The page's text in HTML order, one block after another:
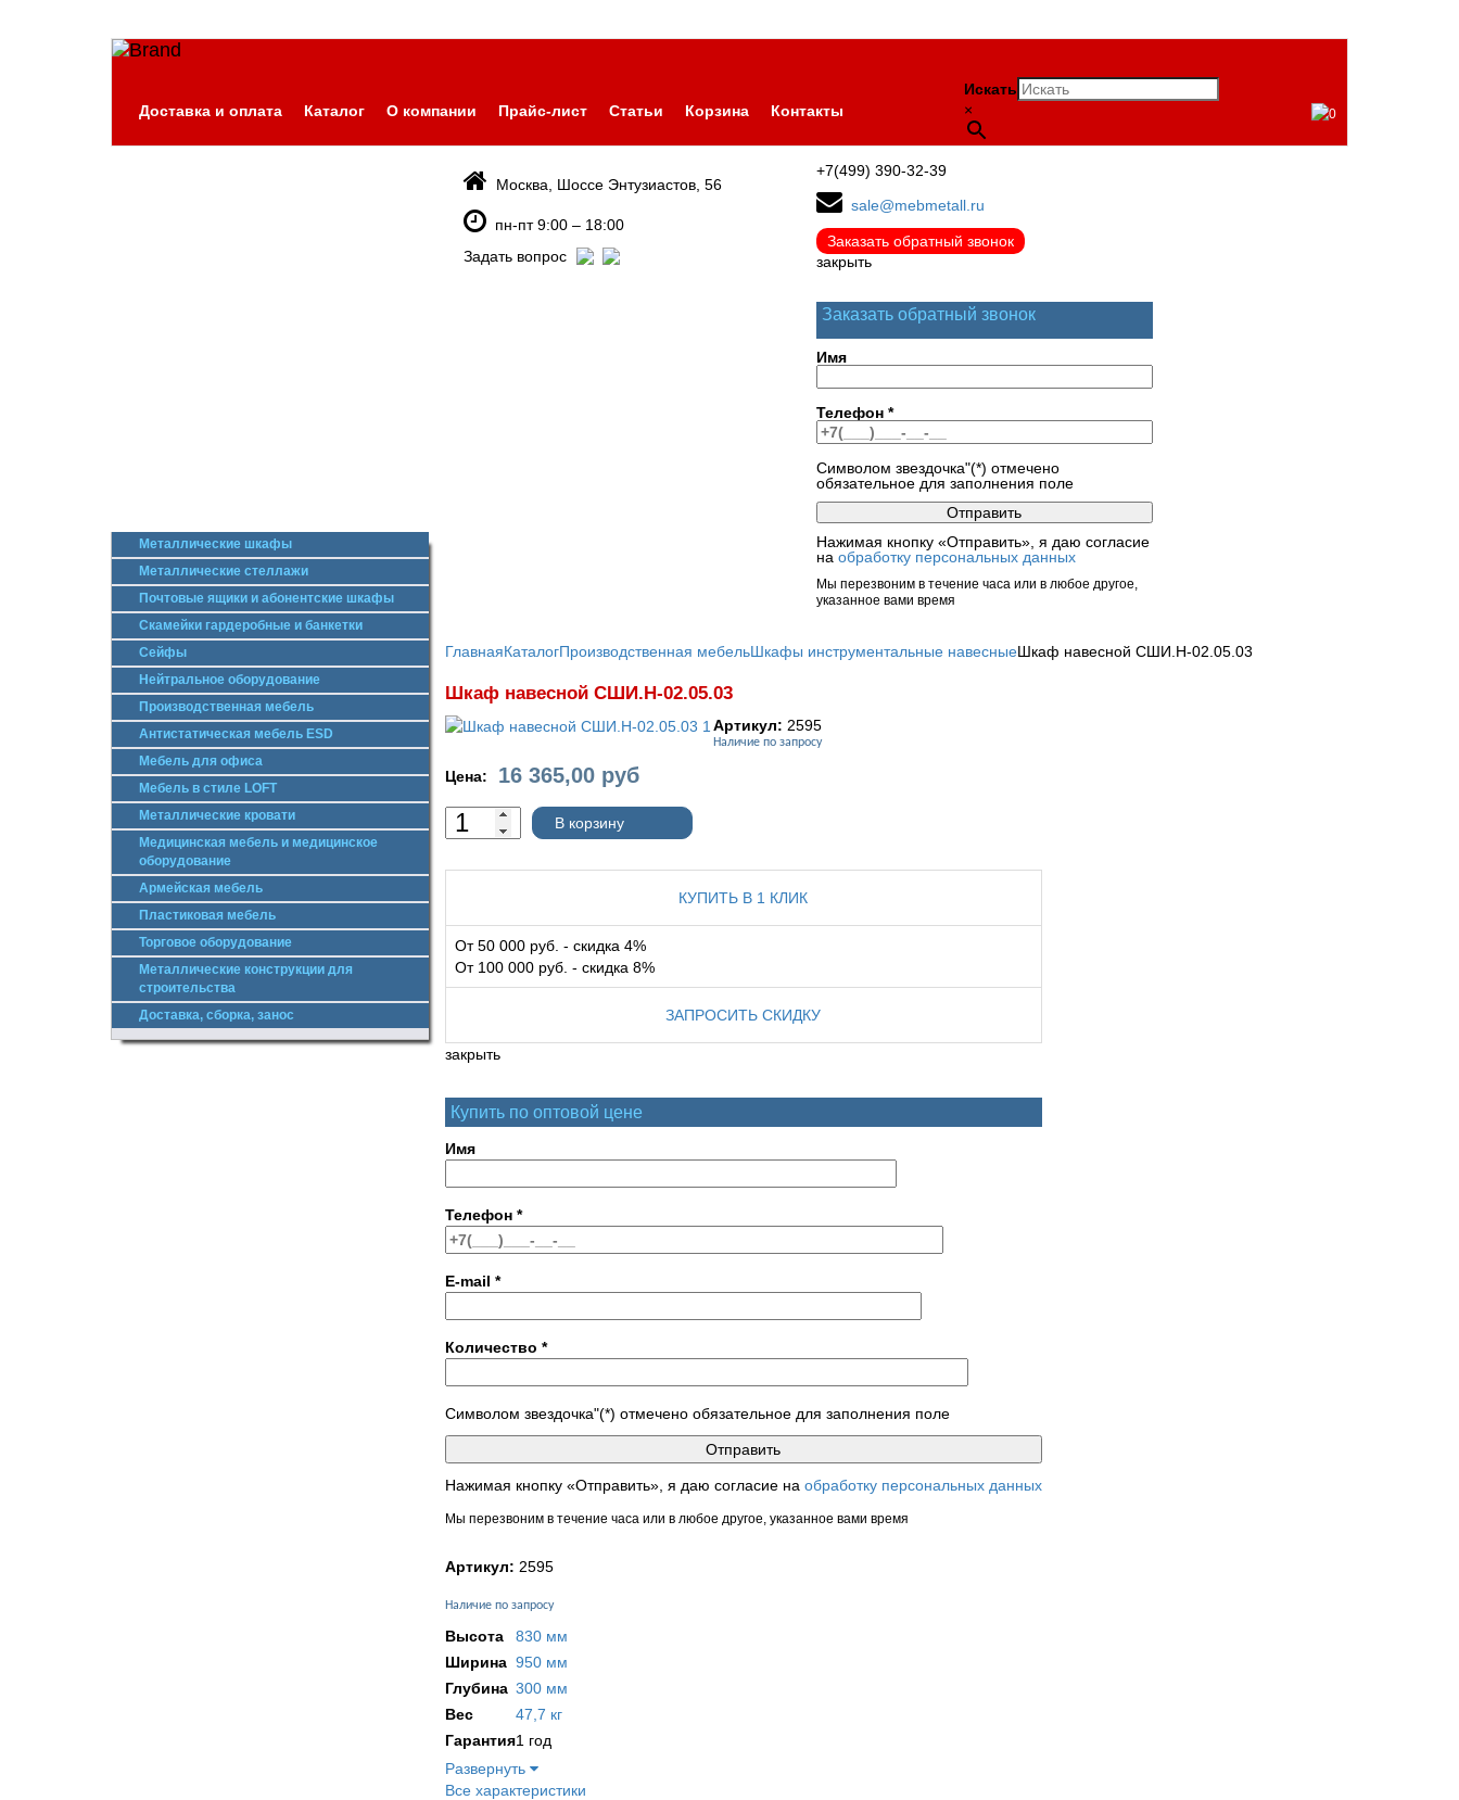
Доставка и оплата Каталог О компании Прайс-лист Статьи Корзина Контакты
Искать
×
0
Москва, Шоссе Энтузиастов, 56
пн-пт 9:00 – 18:00
Задать вопрос
+7(499) 390-32-39
sale@mebmetall.ru
Заказать обратный звонок
закрыть
Заказать обратный звонок
Имя
Телефон *
Символом звездочка"(*) отмечено
обязательное для заполнения поле
Нажимая кнопку «Отправить», я даю согласие
на обработку персональных данных
Мы перезвоним в течение часа или в любое другое,
указанное вами время
Металлические шкафы
Металлические стеллажи
Почтовые ящики и абонентские шкафы
Скамейки гардеробные и банкетки
Сейфы
Нейтральное оборудование
Производственная мебель
Антистатическая мебель ESD
Мебель для офиса
Мебель в стиле LOFT
Металлические кровати
Медицинская мебель и медицинское
оборудование
Армейская мебель
Пластиковая мебель
Торговое оборудование
Металлические конструкции для
строительства
Доставка, сборка, занос
ГлавнаяКаталогПроизводственная мебельШкафы инструментальные навесныеШкаф навесной СШИ.Н-02.05.03
Шкаф навесной СШИ.Н-02.05.03
Артикул: 2595
Наличие по запросу
Цена: 16 365,00 руб
В корзину
КУПИТЬ В 1 КЛИК
От 50 000 руб. - скидка 4%
От 100 000 руб. - скидка 8%
ЗАПРОСИТЬ СКИДКУ
закрыть
Купить по оптовой цене
Имя
Телефон *
E-mail *
Количество *
Символом звездочка"(*) отмечено обязательное для заполнения поле
Нажимая кнопку «Отправить», я даю согласие на обработку персональных данных
Мы перезвоним в течение часа или в любое другое, указанное вами время
Артикул: 2595
Наличие по запросу
Высота
830 мм
Ширина 950 мм
Глубина 300 мм
Вес
47,7 кг
Гарантия1 год
Развернуть
Все характеристики